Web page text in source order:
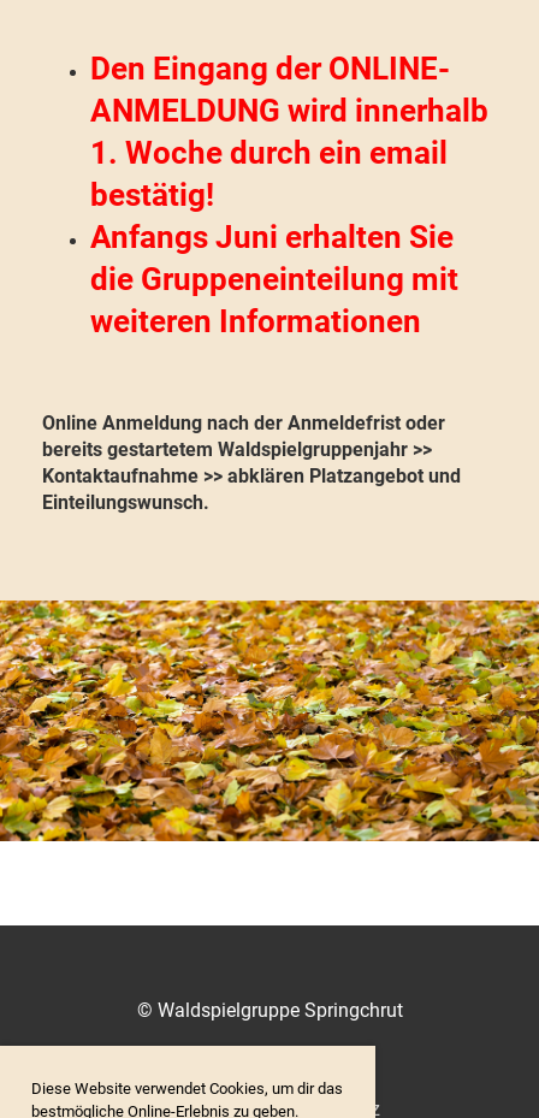
Diese Website verwendet Cookies, um dir das
bestmögliche Online-Erlebnis zu geben.
Den Eingang der ONLINE-
ANMELDUNG wird innerhalb
1. Woche durch ein email
bestätig!
Anfangs Juni erhalten Sie
die Gruppeneinteilung mit
weiteren Informationen
Online Anmeldung nach der Anmeldefrist oder
bereits gestartetem Waldspielgruppenjahr >>
Kontaktaufnahme >> abklären Platzangebot und
Einteilungswunsch.
© Waldspielgruppe Springchrut
Impressum / Datenschutz